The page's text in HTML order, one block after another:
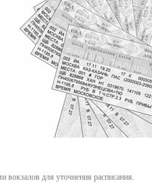
вокзалов для уточнения расписания.